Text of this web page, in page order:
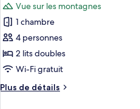
Vue sur les montagnes
1 chambre
4 personnes
2 lits doubles
Wi-Fi gratuit
Plus de détails
Plus